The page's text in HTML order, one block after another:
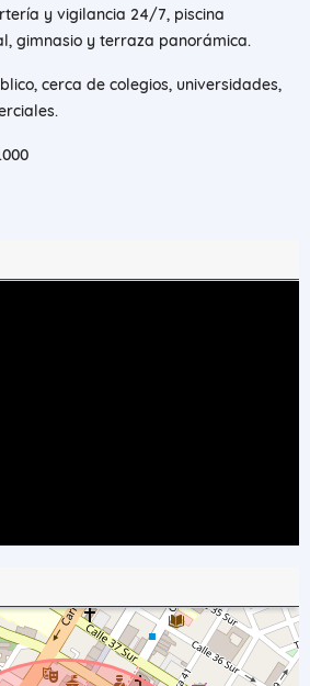
y vigilancia 24/7, piscina
gimnasio y terraza panorámica.
cerca de colegios, universidades,